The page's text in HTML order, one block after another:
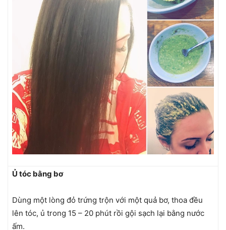
Ủ tóc bằng bơ
Dùng một lòng đỏ trứng trộn với một quả bơ, thoa đều
lên tóc, ủ trong 15 – 20 phút rồi gội sạch lại bằng nước
ấm.